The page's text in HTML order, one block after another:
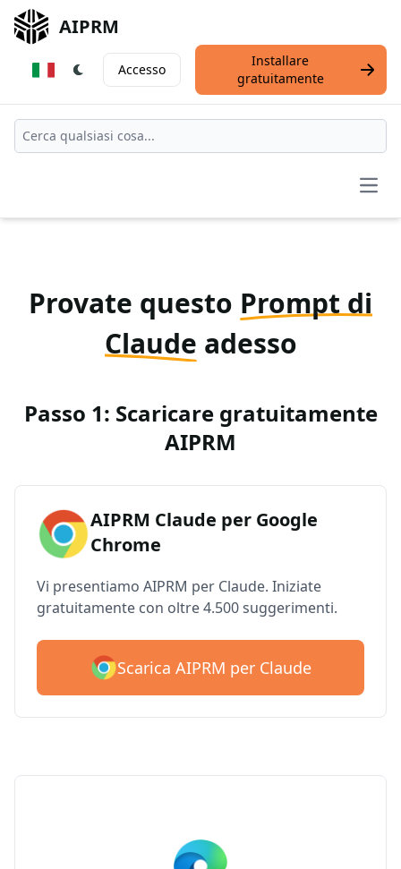
AIPRM
Accesso
Installare
gratuitamente
Provate questo Prompt di
Claude adesso
Passo 1: Scaricare gratuitamente
AIPRM
AIPRM Claude per Google
Chrome
Vi presentiamo AIPRM per Claude. Iniziate
gratuitamente con oltre 4.500 suggerimenti.
Scarica AIPRM per Claude